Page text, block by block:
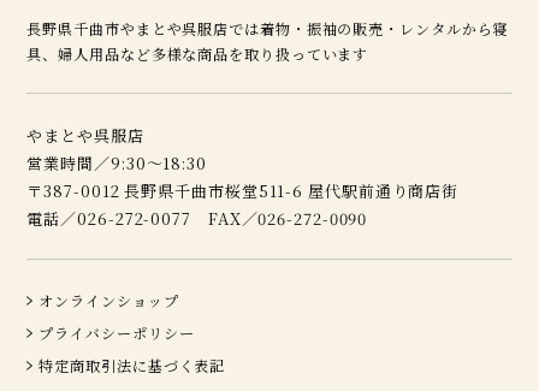
長野県千曲市やまとや呉服店では着物・振袖の販売・レンタルから寝
具、婦人用品など多様な商品を取り扱っています
やまとや呉服店
営業時間／9:30～18:30
〒387-0012 長野県千曲市桜堂511-6 屋代駅前通り商店街
電話／026-272-0077 FAX／026-272-0090
オンラインショップ
プライバシーポリシー
特定商取引法に基づく表記